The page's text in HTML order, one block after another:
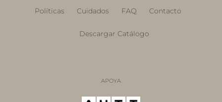
Políticas Cuidados FAQ Contacto
Descargar Catálogo
APOYA